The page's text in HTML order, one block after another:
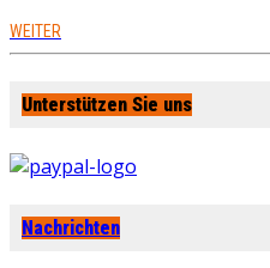
WEITER
Unterstützen Sie uns
Nachrichten